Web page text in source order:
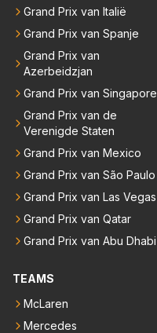
Grand Prix van Italië
Grand Prix van Spanje
Grand Prix van
Azerbeidzjan
Grand Prix van Singapore
Grand Prix van de
Verenigde Staten
Grand Prix van Mexico
Grand Prix van São Paulo
Grand Prix van Las Vegas
Grand Prix van Qatar
Grand Prix van Abu Dhabi
TEAMS
McLaren
Mercedes